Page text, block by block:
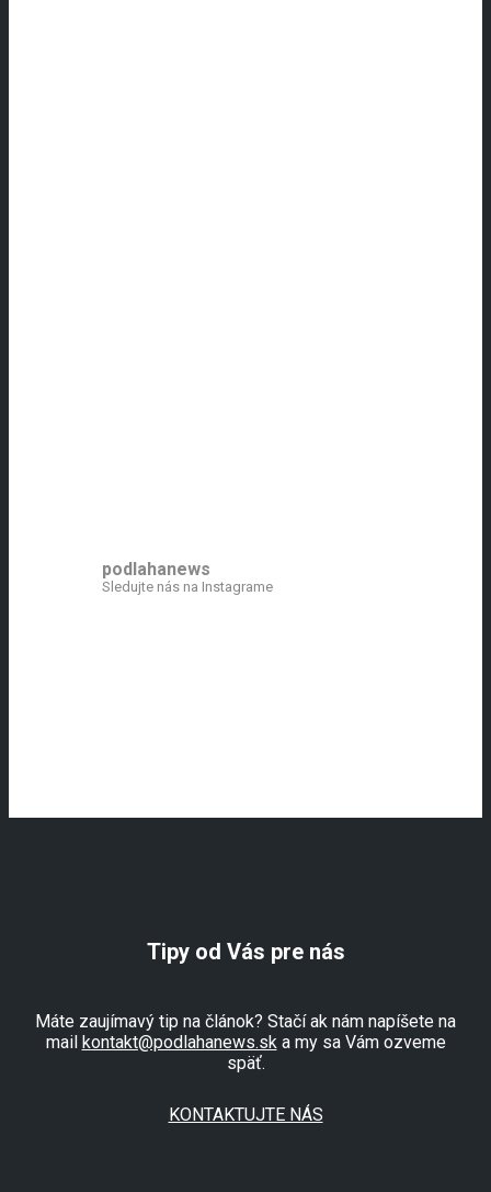
podlahanews
Sledujte nás na Instagrame
Tipy od Vás pre nás
Máte zaujímavý tip na článok? Stačí ak nám napíšete na
mail kontakt@podlahanews.ska my sa Vám ozveme
späť.
KONTAKTUJTE NÁS